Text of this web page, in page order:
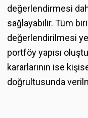
değerlendirmesi
sağlayabilir. Tüm
değerlendirilmesi
portföy yapısı
kararlarının ise
doğrultusunda